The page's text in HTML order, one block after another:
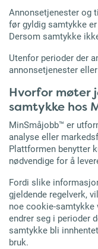
Annonsetjenester og
før gyldig samtykke
Dersom samtykke
Utenfor perioder der
annonsetjenester
Hvorfor møter
samtykke hos
MinSmåjobb™ er
analyse eller
Plattformen benytter
nødvendige for å
Fordi slike
gjeldende regelverk,
noe cookie-samtykke
endrer seg i perioder
samtykke bli
bruk.